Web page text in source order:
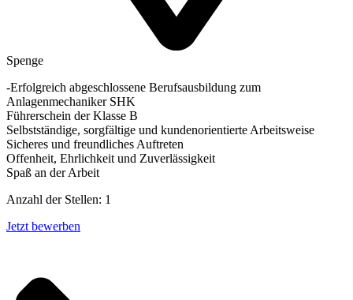
Spenge
-Erfolgreich abgeschlossene Berufsausbildung zum
Anlagenmechaniker SHK
Führerschein der Klasse B
Selbstständige, sorgfältige und kundenorientierte Arbeitsweise
Sicheres und freundliches Auftreten
Offenheit, Ehrlichkeit und Zuverlässigkeit
Spaß an der Arbeit
Anzahl der Stellen: 1
Jetzt bewerben